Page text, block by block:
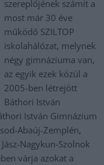
szereplőjének számít a
most már 30 éve
működő SZILTOP
iskolahálózat, melynek
négy gimnáziuma van,
az egyik ezek közül a
2005-ben létrejött
Báthori István
István Gimnázium
Abaúj-Zemplén,
Nagykun-Szolnok
várja azokat a